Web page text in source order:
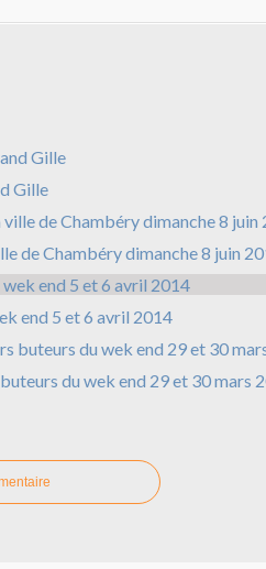
Gille
de Chambéry dimanche 8 juin
end 5 et 6 avril 2014
du wek end 29 et 30 mars